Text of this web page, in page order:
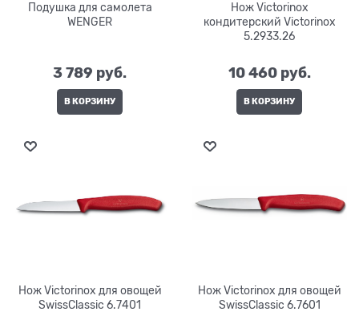
Подушка для самолета
WENGER
3 789 руб.
В КОРЗИНУ
Нож Victorinox
кондитерский Victorinox
5.2933.26
10 460 руб.
В КОРЗИНУ
Нож Victorinox для овощей
SwissClassic 6.7401
Нож Victorinox для овощей
SwissClassic 6.7601